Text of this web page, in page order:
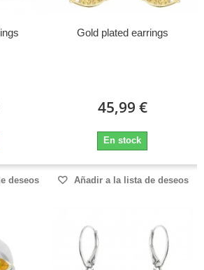
deseos
Gold plated earrings
45,99 €
En stock
Añadir a la lista de deseos